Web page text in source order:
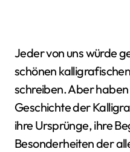
Jeder von uns würde gerne lernen, in einer
schönen
schreiben. Aber
Geschichte der
ihre Ursprünge, ihre
Besonderheiten der